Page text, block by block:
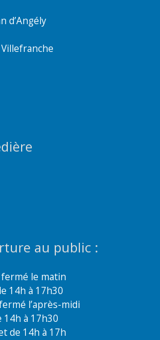
d’Angély
au public :
le matin
14h à 17h30
l’après-midi
14h à 17h30
de 14h à 17h